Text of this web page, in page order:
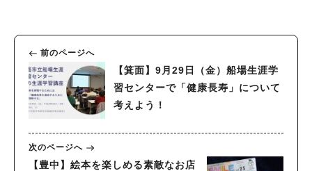
前のページへ
【箕面】9月29日（金）船場生涯学
習センターで「健康長寿」について
考えよう！
次のページへ
【豊中】絵本を楽しめる素敵なお店